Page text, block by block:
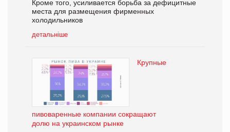
Кроме того, усиливается борьба за дефицитные
места для размещения фирменных
холодильников
детальніше
Крупные
пивоваренные компании сокращают
долю на украинском рынке